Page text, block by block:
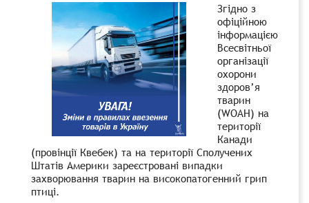
Згідно з
офіційною
інформацією
Всесвітньої
організації
охорони
здоров’я
тварин
(WOAH) на
території
Канади
(провінції Квебек) та на території Сполучених
Штатів Америки зареєстровані випадки
захворювання тварин на високопатогенний грип
птиці.